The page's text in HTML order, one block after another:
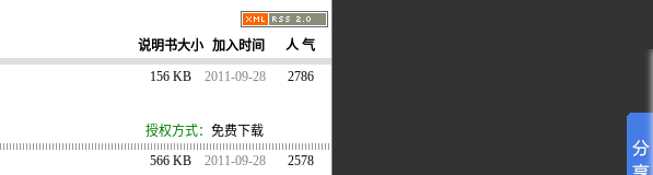
说明书大小 加入时间 人 气
156 KB 2011-09-28
2786
授权方式： 免费下载
566 KB 2011-09-28
2578